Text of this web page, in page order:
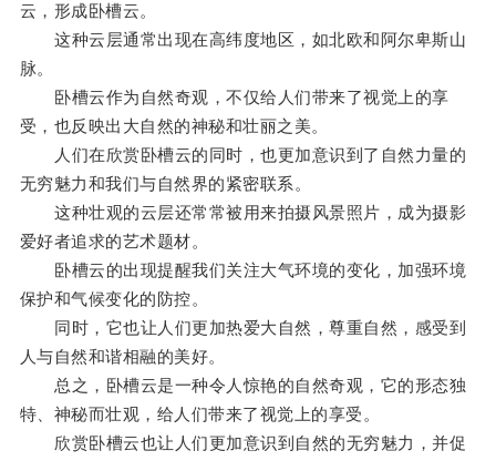
云，形成卧槽云。
这种云层通常出现在高纬度地区，如北欧和阿尔卑斯山
脉。
卧槽云作为自然奇观，不仅给人们带来了视觉上的享
受，也反映出大自然的神秘和壮丽之美。
人们在欣赏卧槽云的同时，也更加意识到了自然力量的
无穷魅力和我们与自然界的紧密联系。
这种壮观的云层还常常被用来拍摄风景照片，成为摄影
爱好者追求的艺术题材。
卧槽云的出现提醒我们关注大气环境的变化，加强环境
保护和气候变化的防控。
同时，它也让人们更加热爱大自然，尊重自然，感受到
人与自然和谐相融的美好。
总之，卧槽云是一种令人惊艳的自然奇观，它的形态独
特、神秘而壮观，给人们带来了视觉上的享受。
欣赏卧槽云也让人们更加意识到自然的无穷魅力，并促